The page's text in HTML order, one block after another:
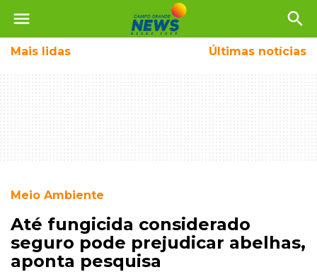
menu search
Mais lidas Últimas notícias
Meio Ambiente
Até fungicida considerado
seguro pode prejudicar abelhas,
aponta pesquisa